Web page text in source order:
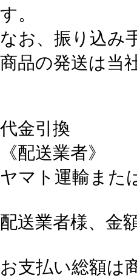
す。
なお、振り込み
商品の発送は当
代金引換
《配送業者》
ヤマト運輸また
配送業者様、金
お支払い総額は